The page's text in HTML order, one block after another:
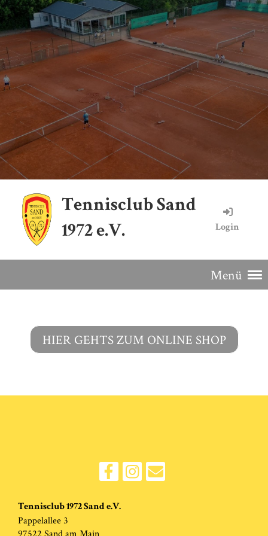
Tennisclub Sand
1972 e.V.
Login
Menü
HIER GEHTS ZUM ONLINE SHOP
Tennisclub 1972 Sand e.V.
Pappelallee 3
97522 Sand am Main